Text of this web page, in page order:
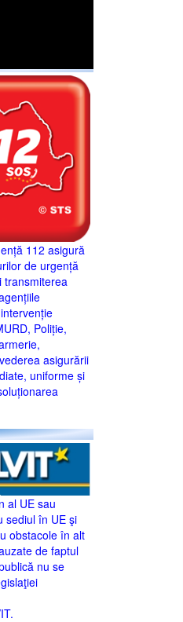
112 asigură
de urgență
transmiterea
Poliție,
asigurării
uniforme și
al UE sau
sediul în UE şi
obstacole în alt
de faptul
nu se